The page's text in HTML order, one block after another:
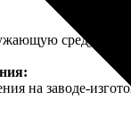
среду.
на заводе-